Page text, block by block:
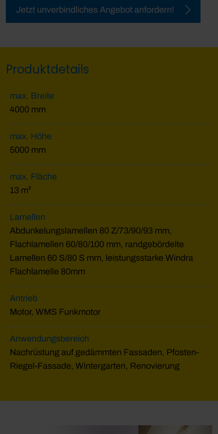
Jetzt unverbindliches Angebot anfordern!
Produktdetails
max. Breite
4000 mm
max. Höhe
5000 mm
max. Fläche
13 m²
Lamellen
Abdunkelungslamellen 80 Z/73/90/93 mm,
Flachlamellen 60/80/100 mm, randgebördelte
Lamellen 60 S/80 S mm, leistungsstarke Windra
Flachlamelle 80mm
Antrieb
Motor, WMS Funkmotor
Anwendungsbereich
Nachrüstung auf gedämmten Fassaden, Pfosten-
Riegel-Fassade, Wintergarten, Renovierung